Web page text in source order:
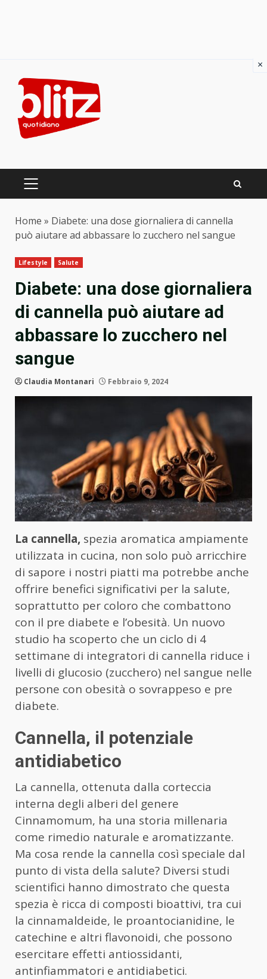
content
PRIMARY
Home » Diabete: una dose giornaliera di cannella
può aiutare ad abbassare lo zucchero nel sangue
Lifestyle Salute
Diabete: una dose giornaliera
di cannella può aiutare ad
abbassare lo zucchero nel
sangue
Claudia Montanari Febbraio 9, 2024
La cannella, spezia aromatica ampiamente
utilizzata in cucina, non solo può arricchire
di sapore i nostri piatti ma potrebbe anche
offrire benefici significativi per la salute,
soprattutto per coloro che combattono
con il pre diabete e l’obesità. Un nuovo
studio ha scoperto che un ciclo di 4
settimane di integratori di cannella riduce i
livelli di glucosio (zucchero) nel sangue nelle
persone con obesità o sovrappeso e pre
diabete.
Cannella, il potenziale
antidiabetico
La cannella, ottenuta dalla corteccia
interna degli alberi del genere
Cinnamomum, ha una storia millenaria
come rimedio naturale e aromatizzante.
Ma cosa rende la cannella così speciale dal
punto di vista della salute? Diversi studi
scientifici hanno dimostrato che questa
spezia è ricca di composti bioattivi, tra cui
la cinnamaldeide, le proantocianidine, le
catechine e altri flavonoidi, che possono
esercitare effetti antiossidanti,
antinfiammatori e antidiabetici.
×